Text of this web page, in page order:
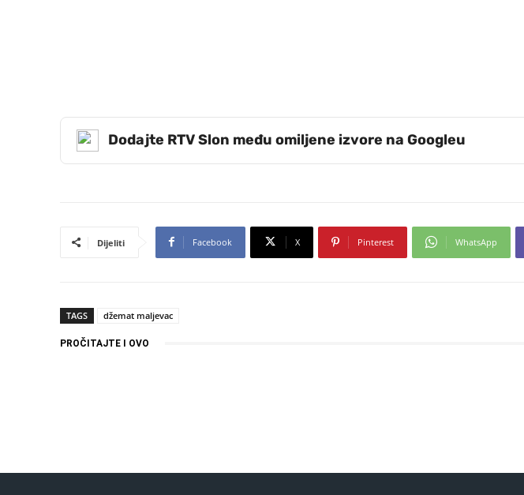
Dodajte RTV Slon među omiljene izvore na Googleu
Dijeliti Facebook X Pinterest WhatsApp
TAGS džemat maljevac
PROČITAJTE I OVO